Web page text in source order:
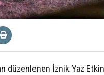
düzenlenen İznik Yaz